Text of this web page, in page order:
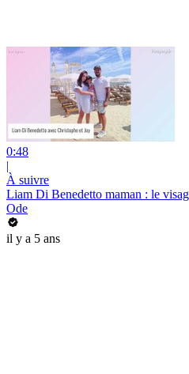
0:48
|
À suivre
Liam Di Benedetto maman : le
Ode
il y a 5 ans